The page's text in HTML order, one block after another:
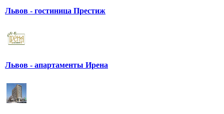
Львов - гостиница Престиж
Львов - апартаменты Ирена